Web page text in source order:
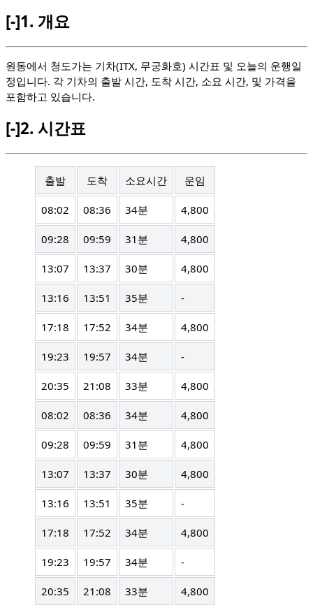
[-]1. 개요
원동에서 청도가는 기차(ITX, 무궁화호) 시간표 및 오늘의 운행일
정입니다. 각 기차의 출발 시간, 도착 시간, 소요 시간, 및 가격을
포함하고 있습니다.
[-]2. 시간표
출발 도착 소요시간 운임
08:02 08:36 34분 4,800
09:28 09:59 31분 4,800
13:07 13:37 30분 4,800
13:16 13:51 35분 -
17:18 17:52 34분 4,800
19:23 19:57 34분 -
20:35 21:08 33분 4,800
08:02 08:36 34분 4,800
09:28 09:59 31분 4,800
13:07 13:37 30분 4,800
13:16 13:51 35분 -
17:18 17:52 34분 4,800
19:23 19:57 34분 -
20:35 21:08 33분 4,800